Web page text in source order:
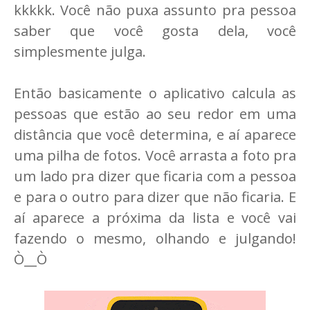
kkkkk. Você não puxa assunto pra pessoa
saber que você gosta dela, você
simplesmente julga.
Então basicamente o aplicativo calcula as
pessoas que estão ao seu redor em uma
distância que você determina, e aí aparece
uma pilha de fotos. Você arrasta a foto pra
um lado pra dizer que ficaria com a pessoa
e para o outro para dizer que não ficaria. E
aí aparece a próxima da lista e você vai
fazendo o mesmo, olhando e julgando!
Ò__Ò